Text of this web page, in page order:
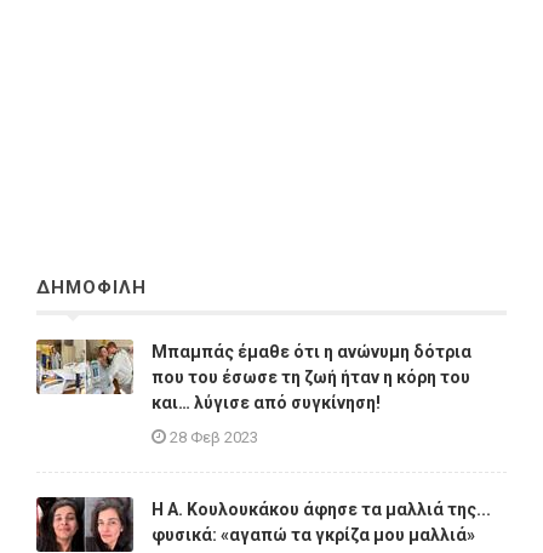
ΔΗΜΟΦΙΛΗ
Μπαμπάς έμαθε ότι η ανώνυμη δότρια
που του έσωσε τη ζωή ήταν η κόρη του
και… λύγισε από συγκίνηση!
28 Φεβ 2023
Η A. Κουλουκάκου άφησε τα μαλλιά της...
φυσικά: «αγαπώ τα γκρίζα μου μαλλιά»